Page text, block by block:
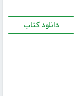
دانلود کتاب